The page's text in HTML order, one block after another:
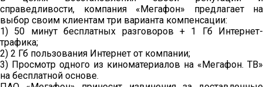
справедливости, компания «Мегафон» предлагает на
выбор своим клиентам три варианта компенсации:
1) 50 минут бесплатных разговоров + 1 Гб Интернет-
трафика;
2) 2 Гб пользования Интернет от компании;
3) Просмотр одного из киноматериалов на «Мегафон. ТВ»
на бесплатной основе.